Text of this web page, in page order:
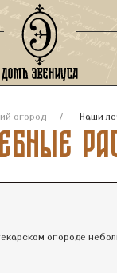
огород Наши
огороде